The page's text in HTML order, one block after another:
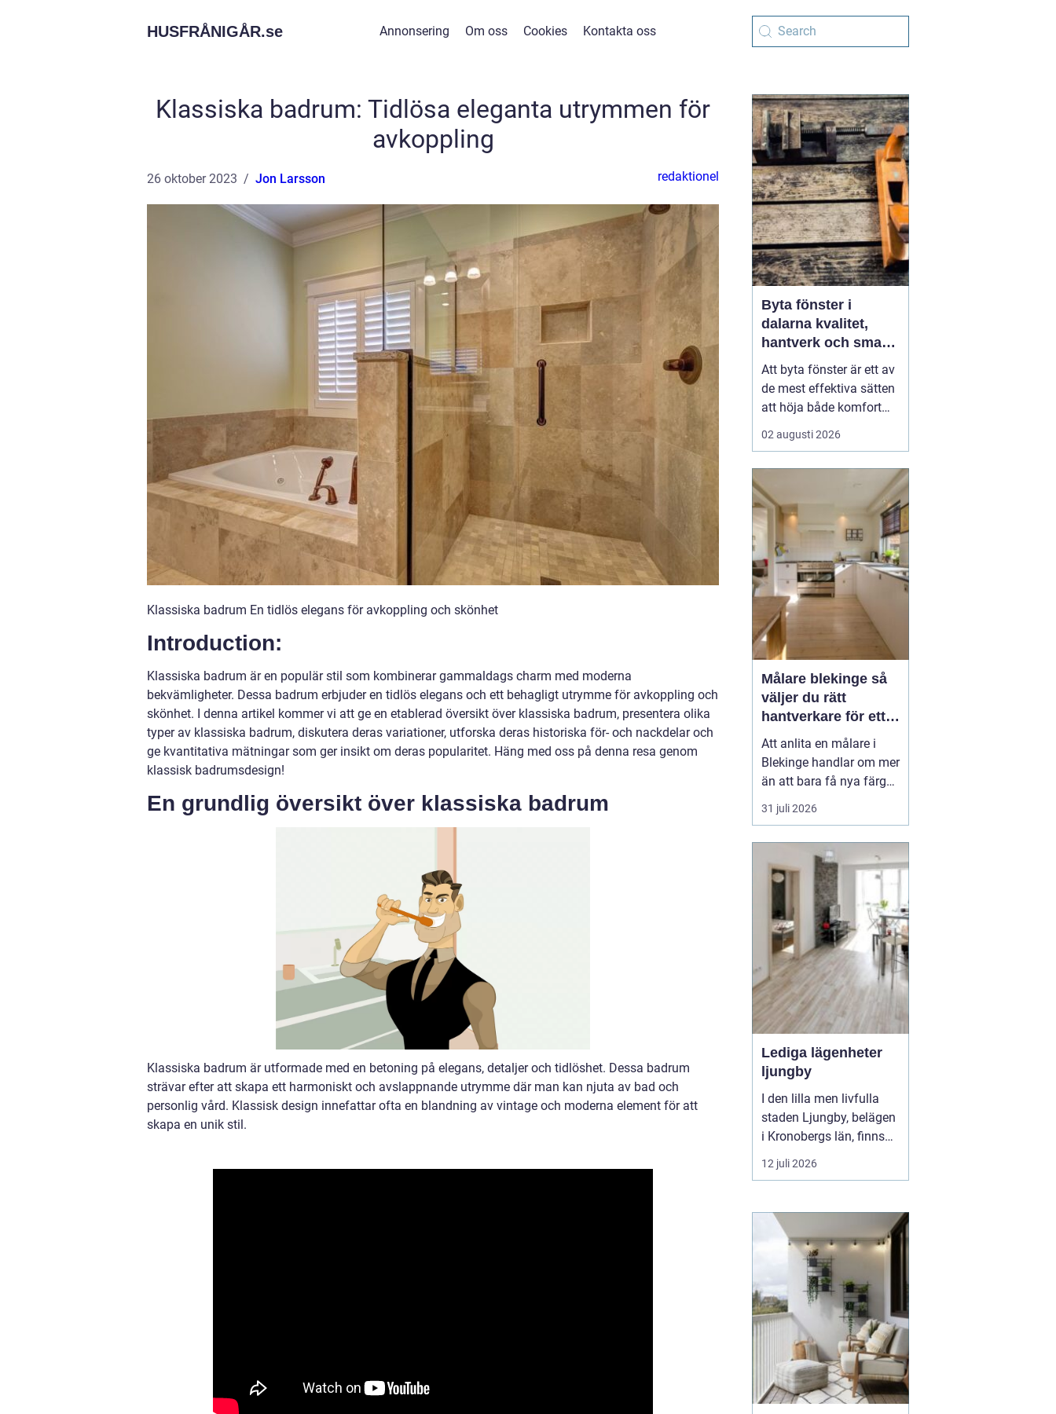
HUSFRÅNIGÅR.se Annonsering Om oss Cookies Kontakta oss
Klassiska badrum: Tidlösa eleganta utrymmen för
avkoppling
26 oktober 2023 Jon Larsson redaktionel
Klassiska badrum En tidlös elegans för avkoppling och skönhet
Introduction:
Klassiska badrum är en populär stil som kombinerar gammaldags charm med moderna
bekvämligheter. Dessa badrum erbjuder en tidlös elegans och ett behagligt utrymme för avkoppling och
skönhet. I denna artikel kommer vi att ge en etablerad översikt över klassiska badrum, presentera olika
typer av klassiska badrum, diskutera deras variationer, utforska deras historiska för- och nackdelar och
ge kvantitativa mätningar som ger insikt om deras popularitet. Häng med oss på denna resa genom
klassisk badrumsdesign!
En grundlig översikt över klassiska badrum
Klassiska badrum är utformade med en betoning på elegans, detaljer och tidlöshet. Dessa badrum
strävar efter att skapa ett harmoniskt och avslappnande utrymme där man kan njuta av bad och
personlig vård. Klassisk design innefattar ofta en blandning av vintage och moderna element för att
skapa en unik stil.
Byta fönster i
dalarna kvalitet,
hantverk och smarta
val
Att byta fönster är ett av
de mest effektiva sätten
att höja både komfort
och värde på ett hus. I
Dalarna spelar
utseende och tradition
stor roll. Många vill
kombinera bättre
energiprestanda med
klassisk karaktär,
oavsett om huset lig...
02 augusti 2026
Målare blekinge så
väljer du rätt
hantverkare för ett
hållbart resultat
Att anlita en målare i
Blekinge handlar om mer
än att bara få nya färger
på väggarna. En skicklig
målare kan förvandla ett
hem, skydda fasaden
mot väder och vind och
höja värdet på hela
fastigheten. Samtidigt
innebär fel v...
31 juli 2026
Lediga lägenheter
ljungby
I den lilla men livfulla
staden Ljungby, belägen
i Kronobergs län, finns
en dynamisk marknad
för bostadssökande.
Ljungbyhar blivit ett hett
ämne för många, då
staden erbjuder en u...
12 juli 2026